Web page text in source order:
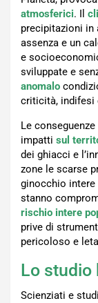
atmosferici. Il
precipitazioni in
assenza e un
e
sviluppate e
anomalo
criticità, indifesi
Le conseguenze
impatti sul
dei ghiacci e
zone le scarse
ginocchio intere
stanno
rischio intere
prive di
pericoloso e
Lo studio
Scienziati e